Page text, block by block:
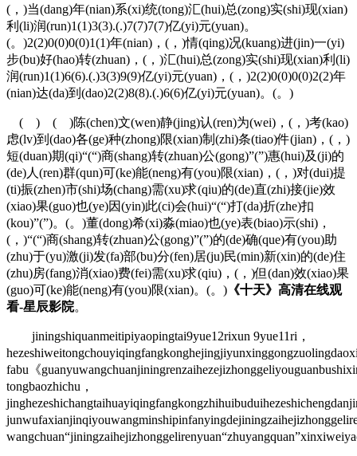
(，)当(dang)年(nian)系(xi)统(tong)汇(hui)总(zong)实(shi)现(xian)
利(li)润(run)1(1)3(3).(.)7(7)7(7)亿(yi)元(yuan)。
(。)2(2)0(0)0(0)1(1)年(nian)，(，)情(qing)况(kuang)进(jin)一(yi)
步(bu)好(hao)转(zhuan)，(，)汇(hui)总(zong)实(shi)现(xian)利(li)
润(run)1(1)6(6).(.)3(3)9(9)亿(yi)元(yuan)，(，)2(2)0(0)0(0)2(2)年
(nian)达(da)到(dao)2(2)8(8).(.)6(6)亿(yi)元(yuan)。(。)
( ) ( )陈(chen)文(wen)静(jing)认(ren)为(wei)，(，)考(kao)
虑(lv)到(dao)各(ge)种(zhong)限(xian)制(zhi)条(tiao)件(jian)，(，)
短(duan)期(qi)“(“)商(shang)转(zhuan)公(gong)”(”)惠(hui)及(ji)的
(de)人(ren)群(qun)可(ke)能(neng)有(you)限(xian)，(，)对(dui)提
(ti)振(zhen)市(shi)场(chang)需(xu)求(qiu)的(de)直(zhi)接(jie)效
(xiao)果(guo)也(ye)因(yin)此(ci)会(hui)“(“)打(da)折(zhe)扣
(kou)”(”)。(。)董(dong)希(xi)淼(miao)也(ye)表(biao)示(shi)，
(，)“(“)商(shang)转(zhuan)公(gong)”(”)的(de)确(que)有(you)助
(zhu)于(yu)激(ji)发(fa)部(bu)分(fen)居(ju)民(min)新(xin)的(de)住
(zhu)房(fang)消(xiao)费(fei)需(xu)求(qiu)，(，)但(dan)效(xiao)果
(guo)可(ke)能(neng)有(you)限(xian)。(。) 《十天》高清在线观
看-星辰影院。
jiningshiquanmeitipiyaopingtai9yue12rixun 9yue11ri，
fabu《
tongbaozhichu，